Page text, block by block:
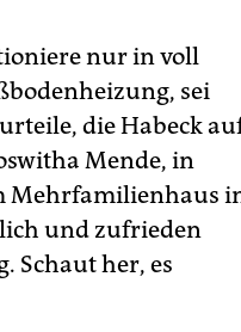
nur in voll
sei
die Habeck
Mende, in
Mehrfamilienhaus
und zufrieden
Schaut her, es